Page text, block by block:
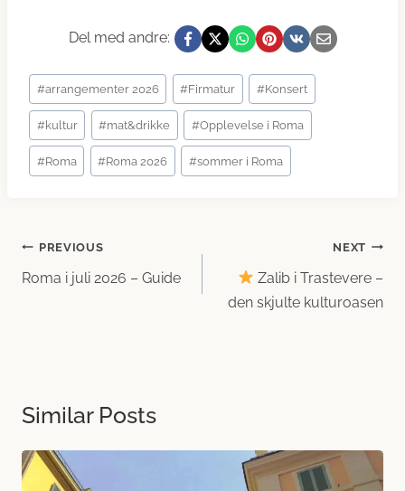
Del med andre:
Post
Tags:
#arrangementer 2026 #Firmatur #Konsert
#kultur #mat&drikke #Opplevelse i Roma
#Roma #Roma 2026 #sommer i Roma
Innleggsnavigasjon
PREVIOUS
Roma i juli 2026 – Guide
NEXT
Zalib i Trastevere –
den skjulte kultur­oasen
Similar Posts